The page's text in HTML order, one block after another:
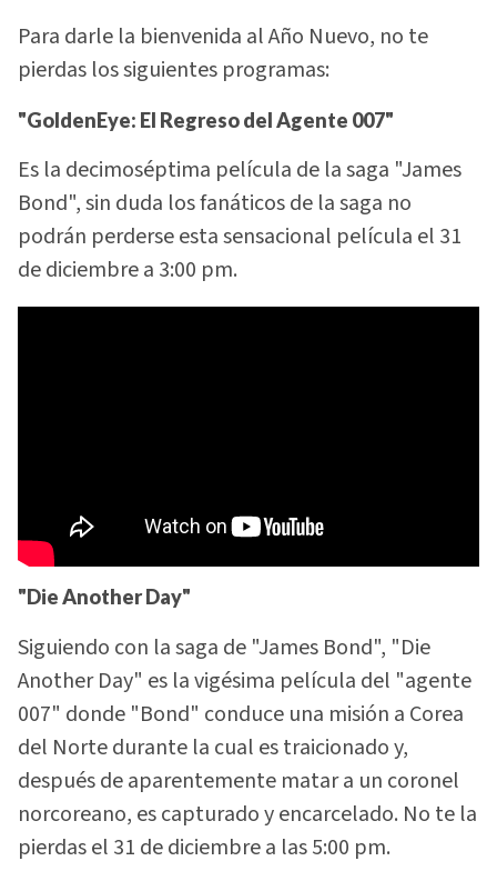
Para darle la bienvenida al Año Nuevo, no te
pierdas los siguientes programas:
"GoldenEye: El Regreso del Agente 007"
Es la decimoséptima película de la saga "James
Bond", sin duda los fanáticos de la saga no
podrán perderse esta sensacional película el 31
de diciembre a 3:00 pm.
"Die Another Day"
Siguiendo con la saga de "James Bond", "Die
Another Day" es la vigésima película del "agente
007" donde "Bond" conduce una misión a Corea
del Norte durante la cual es traicionado y,
después de aparentemente matar a un coronel
norcoreano, es capturado y encarcelado. No te la
pierdas el 31 de diciembre a las 5:00 pm.